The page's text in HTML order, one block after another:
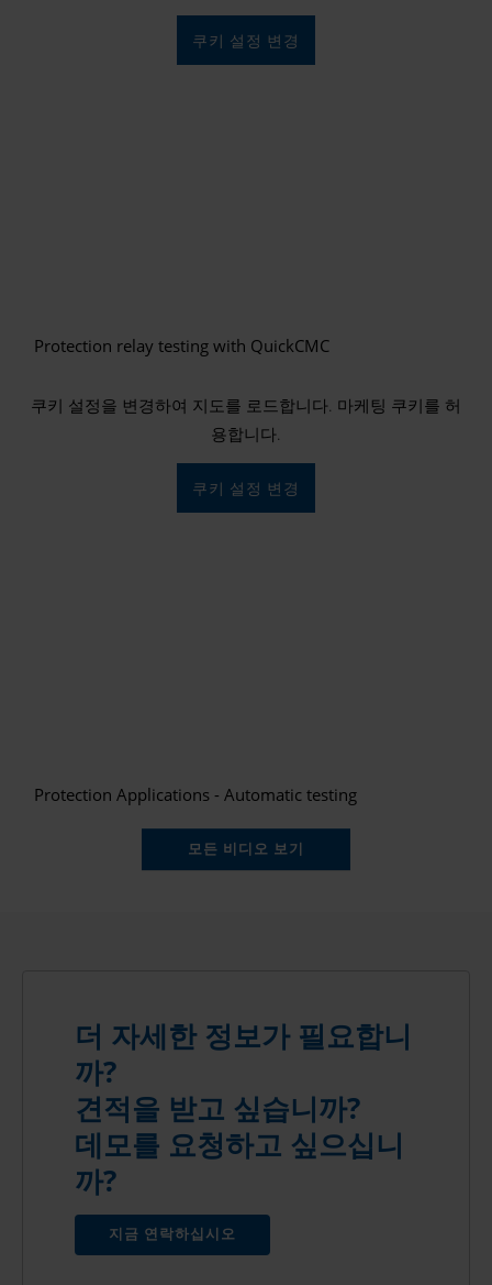
쿠키 설정 변경
Protection relay testing with QuickCMC
쿠키 설정을 변경하여 지도를 로드합니다. 마케팅 쿠키를 허
용합니다.
쿠키 설정 변경
Protection Applications - Automatic testing
모든 비디오 보기
더 자세한 정보가 필요합니
까?
견적을 받고 싶습니까?
데모를 요청하고 싶으십니
까?
지금 연락하십시오